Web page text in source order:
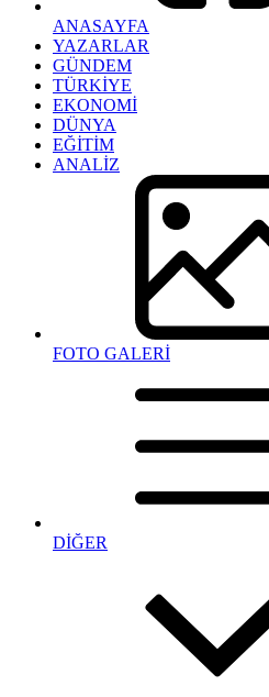
ANASAYFA
YAZARLAR
GÜNDEM
TÜRKİYE
EKONOMİ
DÜNYA
EĞİTİM
ANALİZ
FOTO GALERİ
DİĞER